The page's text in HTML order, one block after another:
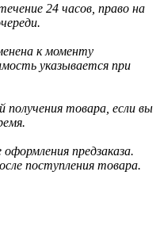
24 часов, право на
к моменту
указывается при
получения товара, если вы
предзаказа.
поступления товара.